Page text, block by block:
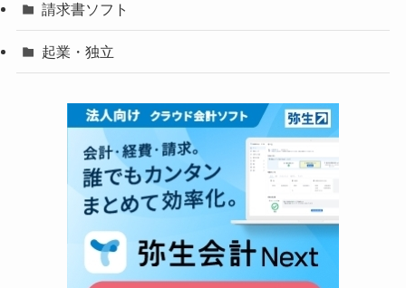
請求書ソフト
起業・独立